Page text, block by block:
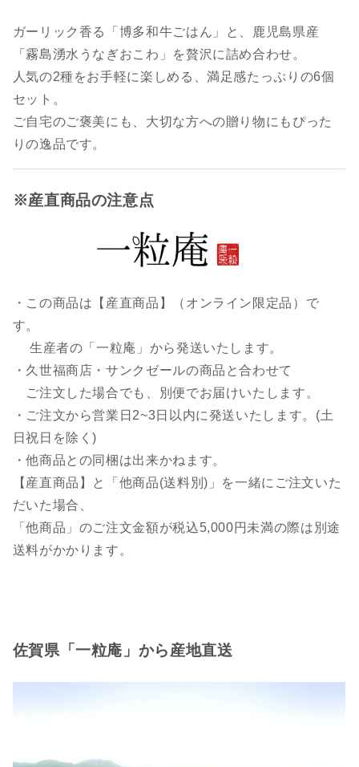
ガーリック香る「博多和牛ごはん」と、鹿児島県産
「霧島湧水うなぎおこわ」を贅沢に詰め合わせ。
人気の2種をお手軽に楽しめる、満足感たっぷりの6個
セット。
ご自宅のご褒美にも、大切な方への贈り物にもぴった
りの逸品です。
※産直商品の注意点
・この商品は【産直商品】（オンライン限定品）で
す。
生産者の「一粒庵」から発送いたします。
・久世福商店・サンクゼールの商品と合わせて
ご注文した場合でも、別便でお届けいたします。
・ご注文から営業日2~3日以内に発送いたします。(土
日祝日を除く)
・他商品との同梱は出来かねます。
【産直商品】と「他商品(送料別)」を一緒にご注文いた
だいた場合、
「他商品」のご注文金額が税込5,000円未満の際は別途
送料がかかります。
佐賀県「一粒庵」から産地直送